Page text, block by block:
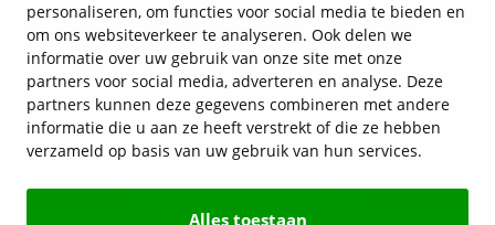
personaliseren, om functies voor social media te bieden en
om ons websiteverkeer te analyseren. Ook delen we
informatie over uw gebruik van onze site met onze
partners voor social media, adverteren en analyse. Deze
partners kunnen deze gegevens combineren met andere
informatie die u aan ze heeft verstrekt of die ze hebben
verzameld op basis van uw gebruik van hun services.
Alles toestaan
Ford onderhoud
Ford diensten
Service en contact
Ford vestigingen